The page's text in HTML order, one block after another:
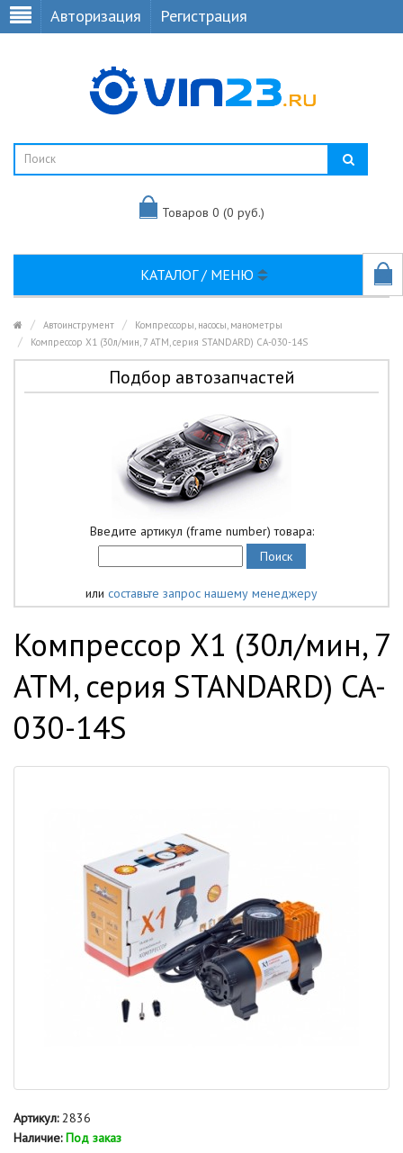
Авторизация Регистрация
Товаров 0 (0 руб.)
КАТАЛОГ / МЕНЮ
Автоинструмент
Компрессоры, насосы, манометры
Компрессор X1 (30л/мин, 7 АТМ, серия STANDARD) CA-030-14S
Подбор автозапчастей
Введите артикул (frame number) товара:
или составьте запрос нашему менеджеру
Компрессор X1 (30л/мин, 7
АТМ, серия STANDARD) CA-
030-14S
Артикул:2836
Наличие: Под заказ